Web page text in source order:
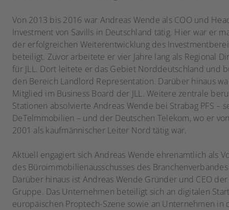
Von 2013 bis 2016 war Andreas Wende als COO und
Investment von Savills in Deutschland tätig. Hier war er
der erfolgreichen Weiterentwicklung des
beteiligt. Zuvor arbeitete er vier Jahre lang als Regional
für JLL. Dort leitete er das Gebiet Norddeutschland und
den Bereich Landlord Representation. Darüber hinaus
Mitglied im Business Board der JLL. Weitere zentrale
Stationen absolvierte Andreas Wende bei Strabag PFS –
DeTelmmobilien – und der Deutschen Telekom, wo er
2001 als kaufmännischer Leiter Nord tätig war.
Aktuell engagiert sich Andreas Wende ehrenamtlich als
des Büroimmobilienausschusses des Branchenverbandes
Darüber hinaus ist Andreas Wende Gründer und CEO
Gruppe. Das Unternehmen beteiligt sich an digitalen
europäischen Proptech-Szene sowie an Unternehmen in